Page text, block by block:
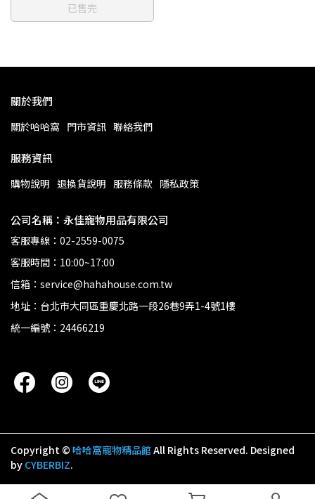
已售完
關於我們
關於哈哈窩 門市資訊 聯絡我們
服務資訊
購物說明 退換貨說明 服務條款 隱私政策
公司名稱：永佳寵物用品有限公司
客服專線：02-2559-0075
客服時間：10:00~17:00
信箱：service@hahahouse.com.tw
地址：台北市大同區重慶北路一段26巷9弄1-4號1樓
統一編號：24466219
Copyright © 哈哈窩寵物精品館All Rights Reserved. Designed
by CYBERBIZ.